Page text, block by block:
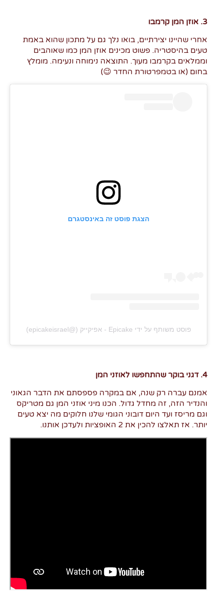
3. אוזן המן קרמבו
אחרי שהיינו יצירתיים, בואו נלך גם על מתכון שהוא באמת
טעים בהיסטריה. פשוט מכינים אוזן המן כמו שאוהבים
וממלאים בקרמבו מעוך. התוצאה נימוחה ונעימה. מומלץ
בחום (או בטמפרטורת החדר 😉)
הצגת פוסט זה באינסטגרם
פוסט משותף על ידי ‏‎Epicake - אפיקייק‎‏ (@‏‎epicakeisrael‎‏)
4. דגני בוקר שהתחפשו לאוזני המן
אמנם עברה רק שנה, אם במקרה פספסתם את הדבר הגאוני
והנדיר הזה, זה מחדל גדול. הכנו מיני אוזני המן גם מטריקס
וגם מריסז ועד היום דובוני הגומי שלנו חלוקים מה יצא טעים
יותר. אז תאלצו להכין את 2 האופציות ולעדכן אותנו.